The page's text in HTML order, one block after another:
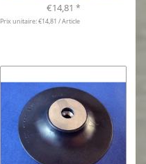
€14,81 *
Prix unitaire: €14,81 / Article